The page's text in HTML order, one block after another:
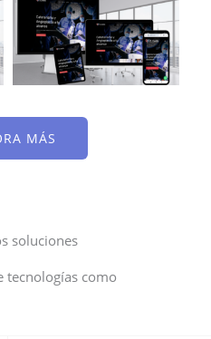
MÁS
soluciones
tecnologías como